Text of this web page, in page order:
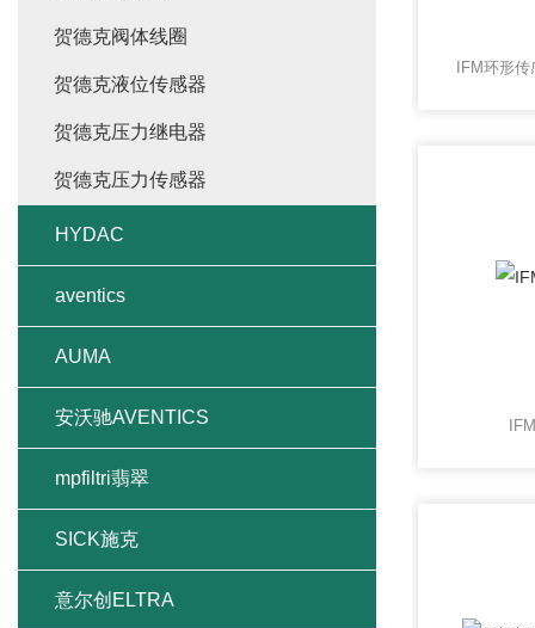
IFM环形
贺德克阀体线圈
贺德克液位传感器
贺德克压力继电器
贺德克压力传感器
HYDAC
aventics
AUMA
安沃驰AVENTICS
mpfiltri翡翠
SICK施克
意尔创ELTRA